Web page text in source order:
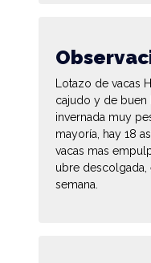
Lotazo de vacas
cajudo y de buen
invernada muy
mayoría, hay 18
vacas mas
ubre descolgada,
semana.